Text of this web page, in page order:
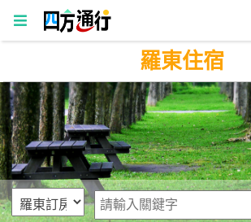
四
方
通
行
訂
房
羅東住宿